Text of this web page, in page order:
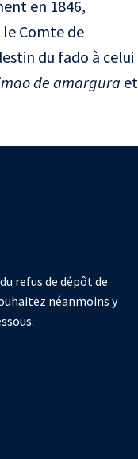
en 1846,
Comte de
du fado à celui
de amargura et
refus de dépôt de
néanmoins y